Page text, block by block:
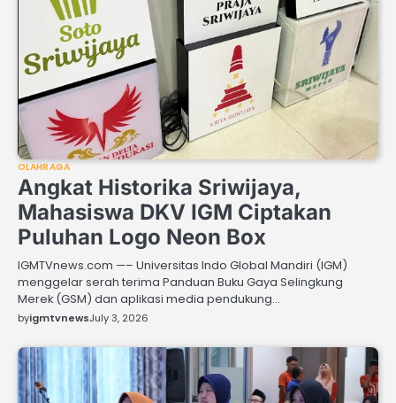
OLAHRAGA
Angkat Historika Sriwijaya,
Mahasiswa DKV IGM Ciptakan
Puluhan Logo Neon Box
IGMTVnews.com —– Universitas Indo Global Mandiri (IGM)
menggelar serah terima Panduan Buku Gaya Selingkung
Merek (GSM) dan aplikasi media pendukung…
byigmtvnewsJuly 3, 2026